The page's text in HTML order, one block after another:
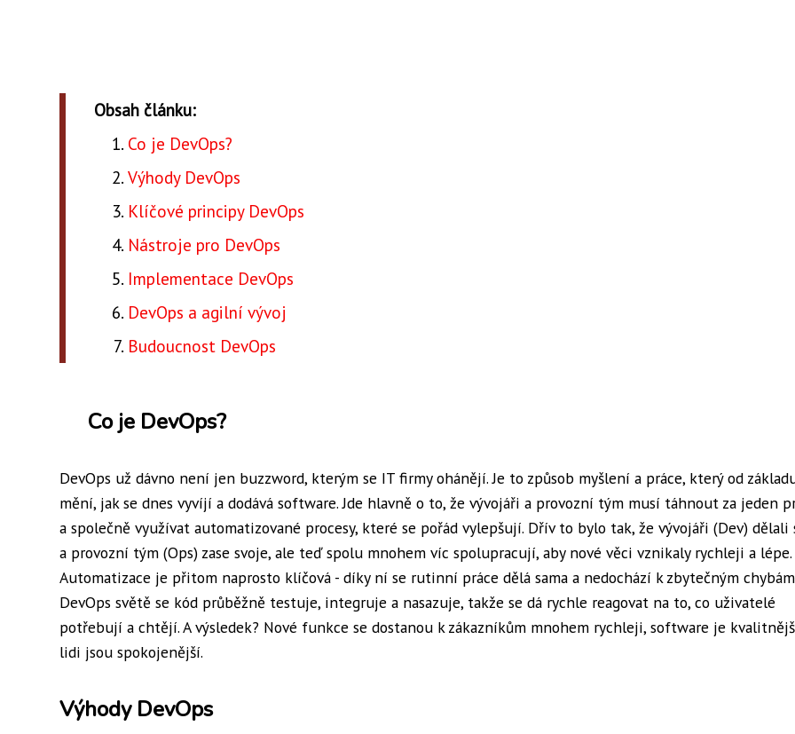
Obsah článku:
Co je DevOps?
Výhody DevOps
Klíčové principy DevOps
Nástroje pro DevOps
Implementace DevOps
DevOps a agilní vývoj
Budoucnost DevOps
Co je DevOps?
DevOps už dávno není jen buzzword, kterým se IT firmy ohánějí. Je to způsob myšlení a práce, který od
mění, jak se dnes vyvíjí a dodává software. Jde hlavně o to, že vývojáři a provozní tým musí táhnout za jeden
a společně využívat automatizované procesy, které se pořád vylepšují. Dřív to bylo tak, že vývojáři (Dev) dělali
a provozní tým (Ops) zase svoje, ale teď spolu mnohem víc spolupracují, aby nové věci vznikaly rychleji a lépe.
Automatizace je přitom naprosto klíčová - díky ní se rutinní práce dělá sama a nedochází k zbytečným
DevOps světě se kód průběžně testuje, integruje a nasazuje, takže se dá rychle reagovat na to, co uživatelé
potřebují a chtějí. A výsledek? Nové funkce se dostanou k zákazníkům mnohem rychleji, software je
lidi jsou spokojenější.
Výhody DevOps